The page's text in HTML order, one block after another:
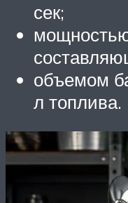
сек;
объемом
л топлива.